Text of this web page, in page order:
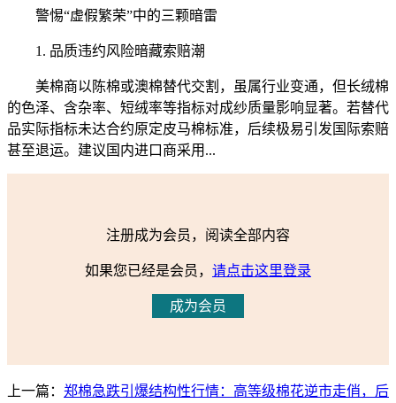
警惕“虚假繁荣”中的三颗暗雷
1. 品质违约风险暗藏索赔潮
美棉商以陈棉或澳棉替代交割，虽属行业变通，但长绒棉
的色泽、含杂率、短绒率等指标对成纱质量影响显著。若替代
品实际指标未达合约原定皮马棉标准，后续极易引发国际索赔
甚至退运。建议国内进口商采用...
注册成为会员，阅读全部内容
如果您已经是会员， 请点击这里登录
成为会员
上一篇： 郑棉急跌引爆结构性行情：高等级棉花逆市走俏，后